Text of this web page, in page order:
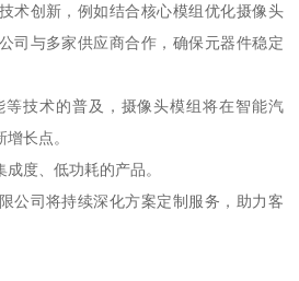
术创新，例如结合核心模组优化摄像头
司与多家供应商合作，确保元器件稳定
等技术的普及，摄像头模组将在智能汽
长点。
度、低功耗的产品。
公司将持续深化方案定制服务，助力客